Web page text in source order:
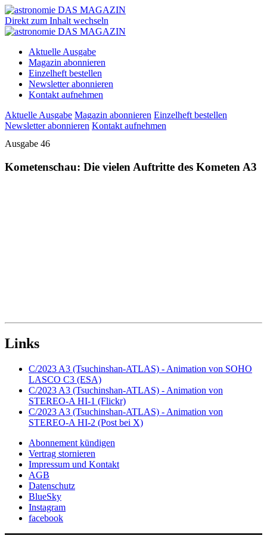
Direkt zum Inhalt wechseln
Aktuelle Ausgabe
Magazin abonnieren
Einzelheft bestellen
Newsletter abonnieren
Kontakt aufnehmen
Aktuelle Ausgabe Magazin abonnieren Einzelheft bestellen
Newsletter abonnieren Kontakt aufnehmen
Ausgabe 46
Kometenschau: Die vielen Auftritte des Kometen A3
Links
C/2023 A3 (Tsuchinshan-ATLAS) - Animation von SOHO
LASCO C3 (ESA)
C/2023 A3 (Tsuchinshan-ATLAS) - Animation von
STEREO-A HI-1 (Flickr)
C/2023 A3 (Tsuchinshan-ATLAS) - Animation von
STEREO-A HI-2 (Post bei X)
Abonnement kündigen
Vertrag stornieren
Impressum und Kontakt
AGB
Datenschutz
BlueSky
Instagram
facebook